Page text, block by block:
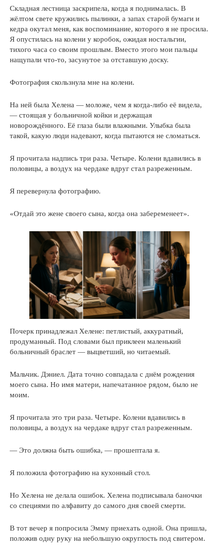
Складная лестница заскрипела, когда я поднималась. В
жёлтом свете кружились пылинки, а запах старой бумаги и
кедра окутал меня, как воспоминание, которого я не просила.
Я опустилась на колени у коробок, ожидая ностальгии,
тихого часа со своим прошлым. Вместо этого мои пальцы
нащупали что-то, засунутое за отставшую доску.
Фотография скользнула мне на колени.
На ней была Хелена — моложе, чем я когда-либо её видела,
— стоящая у больничной койки и держащая
новорождённого. Её глаза были влажными. Улыбка была
такой, какую люди надевают, когда пытаются не сломаться.
Я прочитала надпись три раза. Четыре. Колени вдавились в
половицы, а воздух на чердаке вдруг стал разреженным.
Я перевернула фотографию.
«Отдай это жене своего сына, когда она забеременеет».
Почерк принадлежал Хелене: петлистый, аккуратный,
продуманный. Под словами был приклеен маленький
больничный браслет — выцветший, но читаемый.
Мальчик. Дэниел. Дата точно совпадала с днём рождения
моего сына. Но имя матери, напечатанное рядом, было не
моим.
Я прочитала это три раза. Четыре. Колени вдавились в
половицы, а воздух на чердаке вдруг стал разреженным.
— Это должна быть ошибка, — прошептала я.
Я положила фотографию на кухонный стол.
Но Хелена не делала ошибок. Хелена подписывала баночки
со специями по алфавиту до самого дня своей смерти.
В тот вечер я попросила Эмму приехать одной. Она пришла,
положив одну руку на небольшую округлость под свитером.